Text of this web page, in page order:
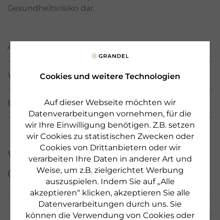
Cookies und weitere Technologien
Auf dieser Webseite möchten wir
Datenverarbeitungen vornehmen, für die
wir Ihre Einwilligung benötigen. Z.B. setzen
wir Cookies zu statistischen Zwecken oder
Cookies von Drittanbietern oder wir
verarbeiten Ihre Daten in anderer Art und
Weise, um z.B. zielgerichtet Werbung
auszuspielen. Indem Sie auf „Alle
akzeptieren“ klicken, akzeptieren Sie alle
Datenverarbeitungen durch uns. Sie
können die Verwendung von Cookies oder
Gesundheitsrisiko dar.
ANWENDUNG
WIRKSTOFFE / INCI
BEWERTUNGEN(38)
Weitere Produkte aus
dieser Serie